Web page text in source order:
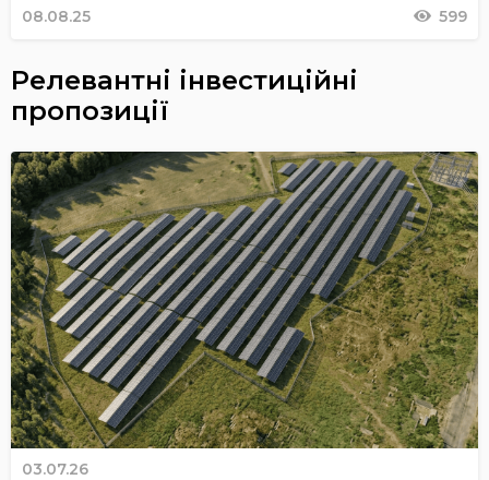
08.08.25 599
Релевантні інвестиційні
пропозиції
03.07.26